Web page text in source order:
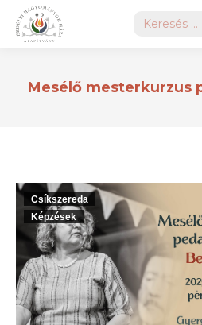
Search:
Mesélő mesterkurzus
Csíkszereda
Képzések